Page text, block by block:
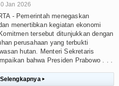
Jan 2026
- Pemerintah menegaskan
menertibkan kegiatan ekonomi
tersebut ditunjukkan dengan
perusahaan yang terbukti
hutan. Menteri Sekretaris
bahwa Presiden Prabowo . . .
▸